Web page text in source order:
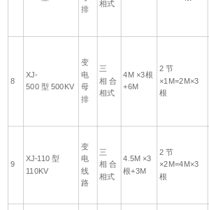
排
相式
8
XJ-
500 型 500KV
变
电
母
排
三
相 合
相式
4M ×3根
+6M
2 节
×1M=2M×3
根
9
XJ-110 型
110KV
变
电
线
路
三
相 合
相式
4.5M ×3
根+3M
2 节
×2M=4M×3
根